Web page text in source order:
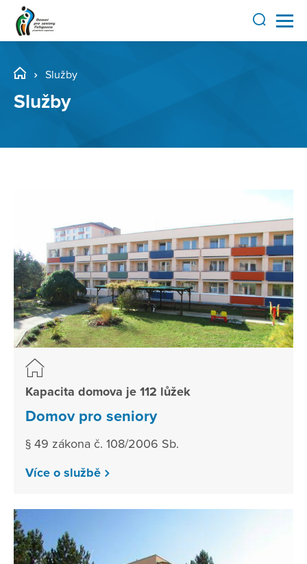
Služby
Služby
Kapacita domova je 112 lůžek
Domov pro seniory
§ 49 zákona č. 108/2006 Sb.
Více o službě